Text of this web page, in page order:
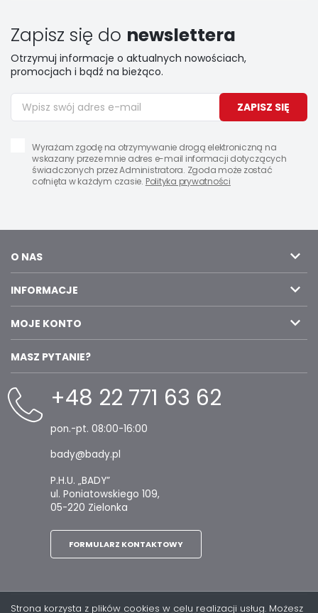
Zapisz się do newslettera
Otrzymuj informacje o aktualnych nowościach,
promocjach i bądź na bieżąco.
ZAPISZ SIĘ
Wyrażam zgodę na otrzymywanie drogą elektroniczną na
wskazany przeze mnie adres e-mail informacji dotyczących
świadczonych przez Administratora. Zgoda może zostać
cofnięta w każdym czasie. Polityka prywatności
O NAS
INFORMACJE
MOJE KONTO
MASZ PYTANIE?
+48 22 771 63 62
pon.-pt. 08:00-16:00
bady@bady.pl
P.H.U. „BADY”
ul. Poniatowskiego 109,
05-220 Zielonka
FORMULARZ KONTAKTOWY
Strona korzysta z plików cookies w celu realizacji usług. Możesz